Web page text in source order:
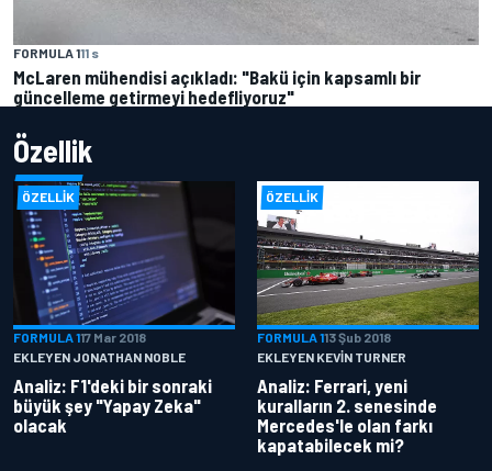
FORMULA 111 s
McLaren mühendisi açıkladı: "Bakü için kapsamlı bir
güncelleme getirmeyi hedefliyoruz"
Özellik
ÖZELLIK
FORMULA 117 Mar 2018
EKLEYEN JONATHAN NOBLE
Analiz: F1'deki bir sonraki
büyük şey "Yapay Zeka"
olacak
ÖZELLIK
FORMULA 113 Şub 2018
EKLEYEN KEVIN TURNER
Analiz: Ferrari, yeni
kuralların 2. senesinde
Mercedes'le olan farkı
kapatabilecek mi?